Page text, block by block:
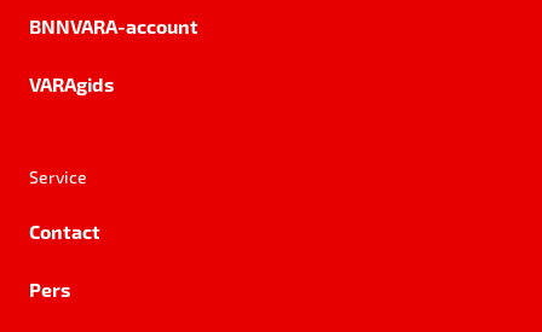
BNNVARA-account
VARAgids
Service
Contact
Pers